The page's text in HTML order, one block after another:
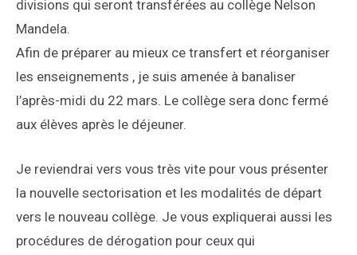
divisions qui seront transférées au collège Nelson
Mandela.
Afin de préparer au mieux ce transfert et réorganiser
les enseignements , je suis amenée à banaliser
l’après-midi du 22 mars. Le collège sera donc fermé
aux élèves après le déjeuner.
Je reviendrai vers vous très vite pour vous présenter
la nouvelle sectorisation et les modalités de départ
vers le nouveau collège. Je vous expliquerai aussi les
procédures de dérogation pour ceux qui